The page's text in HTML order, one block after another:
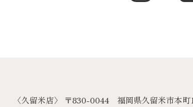
〈久留米店〉
〒830-0044 福岡県久留米市本町